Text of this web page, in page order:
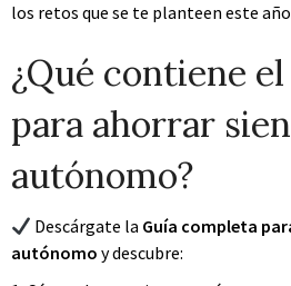
los retos que se te planteen este
¿Qué contiene
para ahorrar
autónomo?
Descárgate la Guía completa
autónomo y descubre: